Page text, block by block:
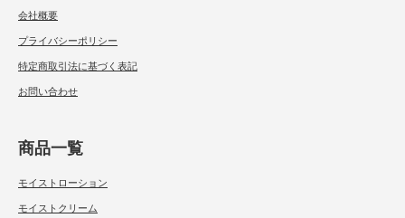
会社概要
プライバシーポリシー
特定商取引法に基づく表記
お問い合わせ
商品一覧
モイストローション
モイストクリーム